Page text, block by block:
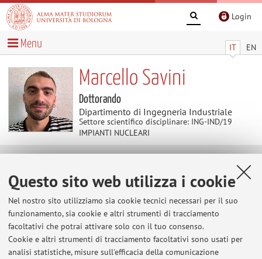
Questo sito web utilizza i cookie
Nel nostro sito utilizziamo sia cookie tecnici necessari per il suo
funzionamento, sia cookie e altri strumenti di tracciamento
facoltativi che potrai attivare solo con il tuo consenso.
Cookie e altri strumenti di tracciamento facoltativi sono usati per
analisi statistiche, misure sull'efficacia della comunicazione
Login
IT EN
Menu
Marcello Savini
Dottorando
Dipartimento di Ingegneria Industriale
Settore scientifico disciplinare: ING-IND/19
IMPIANTI NUCLEARI
Avvisi
Al momento non sono presenti avvisi.
Area riservata